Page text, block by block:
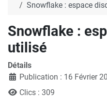
Snowflake : espace
Snowflake :
utilisé
Détails
Publication : 16 Février
Clics : 309